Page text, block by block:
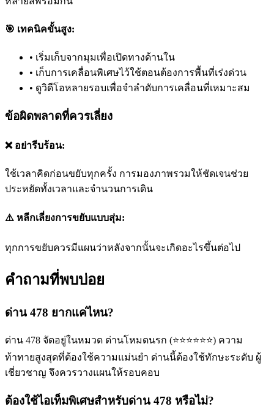
🎯 เทคนิคขั้นสูง:
• เริ่มเก็บจากมุมเพื่อเปิดทางด้านใน
• เก็บการเคลื่อนพิเศษไว้ใช้ตอนต้องการพื้นที่เร่งด่วน
• ดูวิดีโอหลายรอบเพื่อจำลำดับการเคลื่อนที่เหมาะสม
ข้อผิดพลาดที่ควรเลี่ยง
❌ อย่ารีบร้อน:
ใช้เวลาคิดก่อนขยับทุกครั้ง การมองภาพรวมให้ชัดเจนช่วย
ประหยัดทั้งเวลาและจำนวนการเดิน
⚠️ หลีกเลี่ยงการขยับแบบสุ่ม:
ทุกการขยับควรมีแผนว่าหลังจากนั้นจะเกิดอะไรขึ้นต่อไป
คำถามที่พบบ่อย
ด่าน 478 ยากแค่ไหน?
ด่าน 478 จัดอยู่ในหมวด ด่านโหมดนรก (⭐⭐⭐⭐⭐⭐) ความ
ท้าทายสูงสุดที่ต้องใช้ความแม่นยำ ด่านนี้ต้องใช้ทักษะระดับ ผู้
เชี่ยวชาญ จึงควรวางแผนให้รอบคอบ
ต้องใช้ไอเท็มพิเศษสำหรับด่าน 478 หรือไม่?